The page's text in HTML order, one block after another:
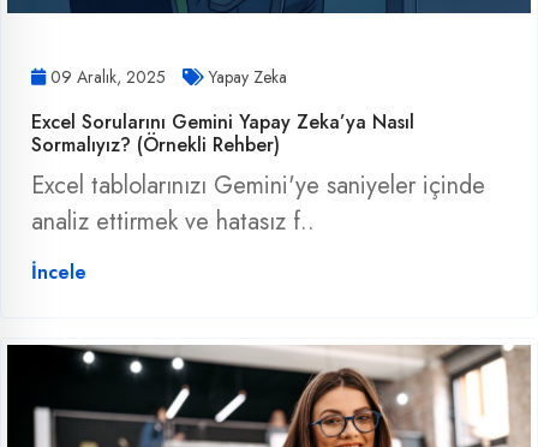
09 Aralık, 2025 Yapay Zeka
Excel Sorularını Gemini Yapay Zeka’ya Nasıl
Sormalıyız? (Örnekli Rehber)
Excel tablolarınızı Gemini'ye saniyeler içinde
analiz ettirmek ve hatasız f..
İncele